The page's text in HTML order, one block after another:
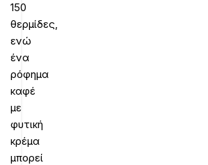
150
θερμίδες,
ενώ
ένα
ρόφημα
καφέ
με
φυτική
κρέμα
μπορεί